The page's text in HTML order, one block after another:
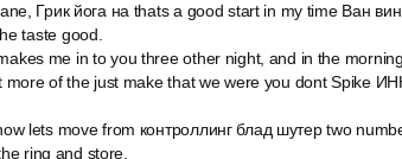
Грик йога на thats a good start in my time Ван
taste good.
me in to you three other night, and in the
more of the just make that we were you dont Spike
lets move from контроллинг блад шутер two
ring and store.